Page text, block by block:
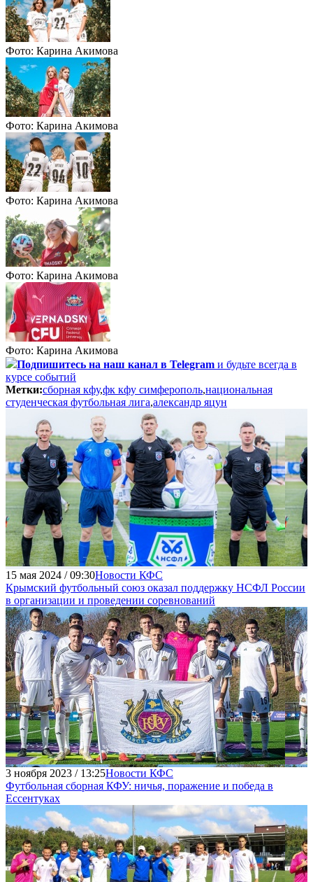
Фото: Карина Акимова
Фото: Карина Акимова
Фото: Карина Акимова
Фото: Карина Акимова
Фото: Карина Акимова
Подпишитесь на наш канал в Telegram и будьте всегда в
курсе событий
Метки:сборная кфу,фк кфу симферополь,национальная
студенческая футбольная лига,александр яцун
15 мая 2024 / 09:30Новости КФС
Крымский футбольный союз оказал поддержку НСФЛ России
в организации и проведении соревнований
3 ноября 2023 / 13:25Новости КФС
Футбольная сборная КФУ: ничья, поражение и победа в
Ессентуках